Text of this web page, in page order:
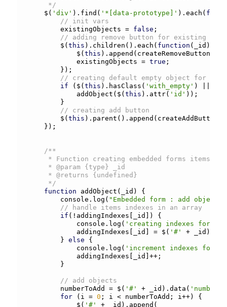
	 */
	$(
'div' ). find ( '*[data-prototype]' ).each (
// init vars
		existingObjects
= false ;
// adding remove button for existing
		$(
this ). children ().each ( function (_id) {
			$(
this ). append ( createRemoveButton
			existingObjects
= true ;
// creating default empty object for each
if ($(this ). hasClass ( 'with_empty' )
addObject ($(this ). attr( 'id' ));
// creating add button
		$(
this ). parent (). append ( createAddButton
/**
	 */
function
addObject (_id) {
		console.
log ( "Embedded form : add object "
// handle items indexes in an array
if ( ! addingIndexes[_id]) {
			console.
log ( 'creating indexes for '
			addingIndexes[_id]
= $( '#' + _id).
		}
else {
			console.
log ( 'increment indexes for '
			addingIndexes[_id]
++ ;
// add objects
		numberToAdd
= $( '#' + _id).data ( 'number-
for (i = 0 ; i < numberToAdd; i++) {
			$(
'#' + _id). append (